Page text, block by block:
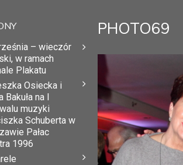
PHOTO69
– wieczór
w ramach
Plakatu
Osiecka i
Bakuła na I
muzyki
Schuberta w
Pałac
1996